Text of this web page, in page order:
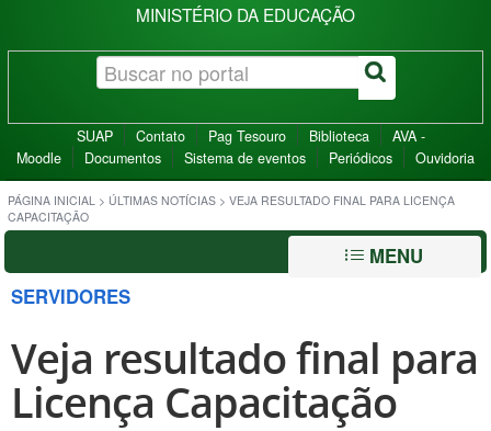
MINISTÉRIO DA EDUCAÇÃO
SUAP Contato Pag Tesouro Biblioteca
AVA -
Moodle
Documentos Sistema de eventos Periódicos Ouvidoria
PÁGINA INICIAL > ÚLTIMAS NOTÍCIAS > VEJA RESULTADO FINAL PARA LICENÇA
CAPACITAÇÃO
MENU
SERVIDORES
Veja resultado final para
Licença Capacitação